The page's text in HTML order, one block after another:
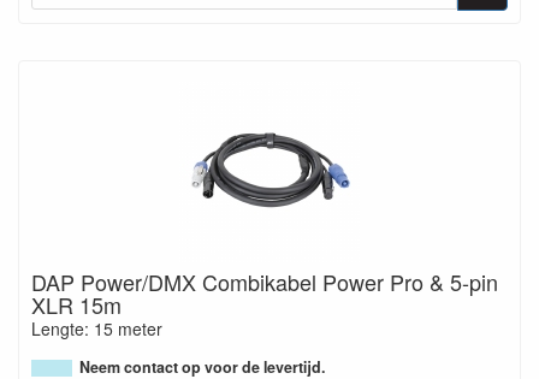
DAP Power/DMX Combikabel Power Pro & 5-pin
XLR 15m
Lengte: 15 meter
Neem contact op voor de levertijd.